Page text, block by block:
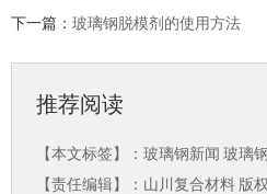
下一篇： 玻璃钢脱模剂的使用方法
推荐阅读
【本文标签】： 玻璃钢新闻 玻璃
【责任编辑】： 山川复合材料 版